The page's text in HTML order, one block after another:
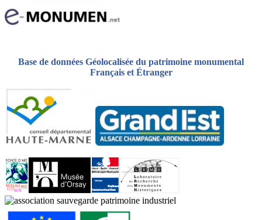
Base de données Géolocalisée du patrimoine monumental
Français et Étranger